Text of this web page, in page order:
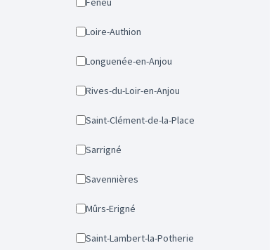
Loire-Authion
Longuenée-en-Anjou
Rives-du-Loir-en-Anjou
Saint-Clément-de-la-Place
Sarrigné
Savennières
Mûrs-Erigné
Saint-Lambert-la-Potherie